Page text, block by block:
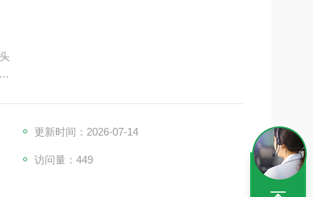
更新时间：2026-07-14
访问量：449